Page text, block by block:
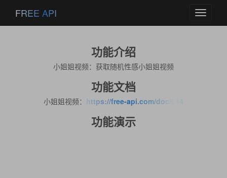
Toggle
FREE API
功能介绍
小姐姐视频：获取随机性感小姐姐视频
功能文档
小姐姐视频： https://free-api.com/doc/644
功能演示